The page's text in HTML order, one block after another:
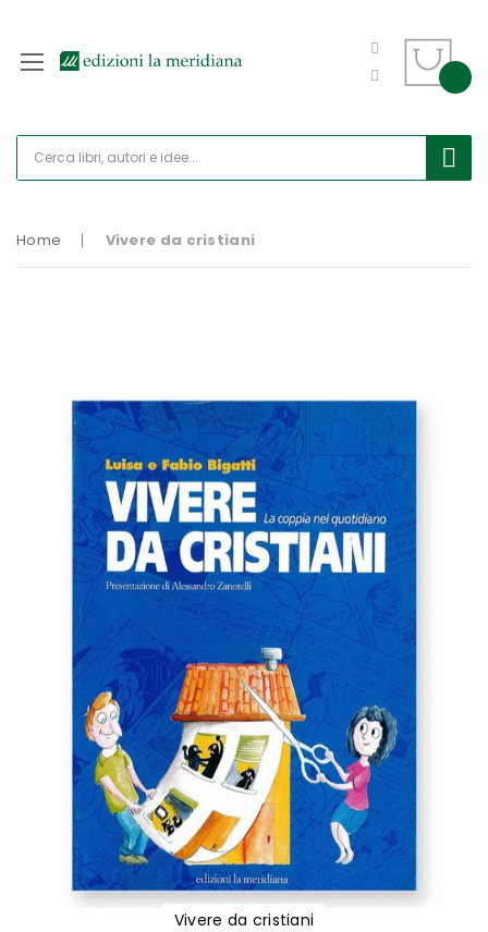
Home Vivere da cristiani
Vivere da cristiani